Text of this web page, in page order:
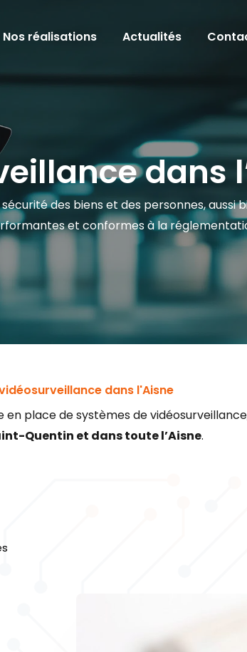
Nos réalisations Actualités
dans
des biens et des personnes, aussi
et conformes à la
dans l'Aisne
en place de systèmes de
Quentin et dans toute l’Aisne.